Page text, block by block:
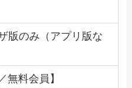
版のみ（アプリ版な
無料会員】